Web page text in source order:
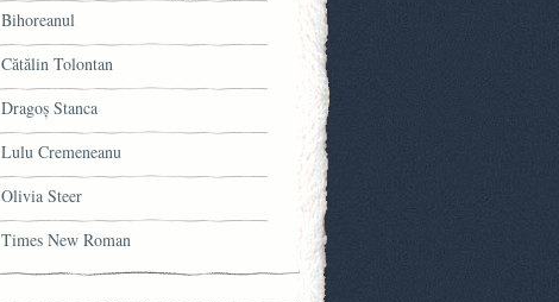
Bihoreanul
Cătălin Tolontan
Dragoş Stanca
Lulu Cremeneanu
Olivia Steer
Times New Roman